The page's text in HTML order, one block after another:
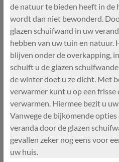
de natuur te bieden heeft in de
wordt dan niet bewonderd.
glazen schuifwand in uw
hebben van uw tuin en natuur.
blijven onder de overkapping,
schuift u de glazen
de winter doet u ze dicht. Met
verwarmer kunt u op een frisse
verwarmen. Hiermee bezit u
Vanwege de bijkomende
veranda door de glazen
gevallen zeker nog eens voor
uw huis.